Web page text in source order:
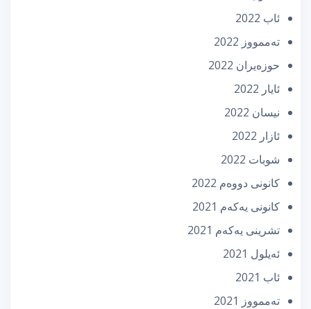
ئاب 2022
تەممووز 2022
حوزه‌یران 2022
ئایار 2022
نیسان 2022
ئازار 2022
شوبات 2022
كانونی دووه‌م 2022
كانونی یه‌كه‌م 2021
تشرینی یه‌كه‌م 2021
ئه‌یلول 2021
ئاب 2021
تەممووز 2021